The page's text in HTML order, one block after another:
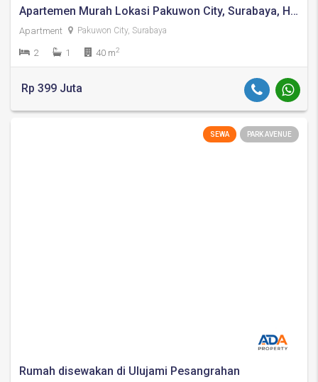
Apartemen Murah Lokasi Pakuwon City, Surabaya, Harga 300 Jutaan
Apartment Pakuwon City, Surabaya
2 1 40 m2
Rp 399 Juta
SEWA PARK AVENUE
Rumah disewakan di Ulujami Pesangrahan